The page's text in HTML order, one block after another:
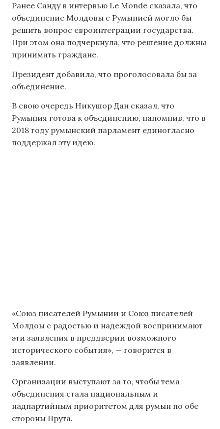
Ранее Санду в интервью Le Monde сказала, что
объединение Молдовы с Румынией могло бы
решить вопрос евроинтеграции государства.
При этом она подчеркнула, что решение должны
принимать граждане.
Президент добавила, что проголосовала бы за
объединение.
В свою очередь Никушор Дан сказал, что
Румыния готова к объединению, напомнив, что в
2018 году румынский парламент единогласно
поддержал эту идею.
«Союз писателей Румынии и Союз писателей
Молдоы с радостью и надеждой воспринимают
эти заявления в преддверии возможного
исторического события», — говорится в
заявлении.
Организации выступают за то, чтобы тема
объединения стала национальным и
надпартийным приоритетом для румын по обе
стороны Прута.